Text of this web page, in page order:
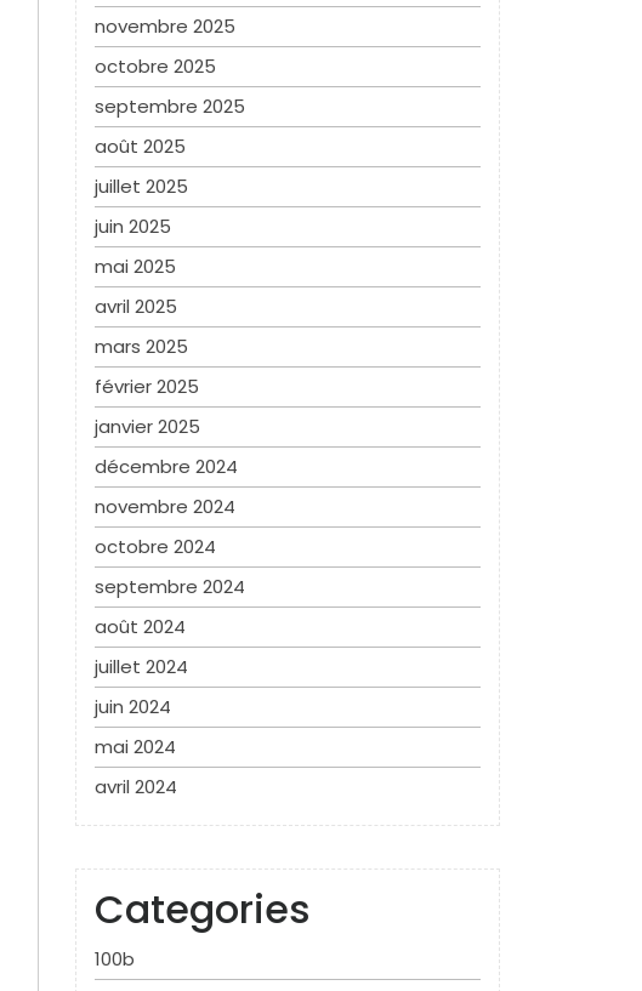
novembre 2025
octobre 2025
septembre 2025
août 2025
juillet 2025
juin 2025
mai 2025
avril 2025
mars 2025
février 2025
janvier 2025
décembre 2024
novembre 2024
octobre 2024
septembre 2024
août 2024
juillet 2024
juin 2024
mai 2024
avril 2024
Categories
100b